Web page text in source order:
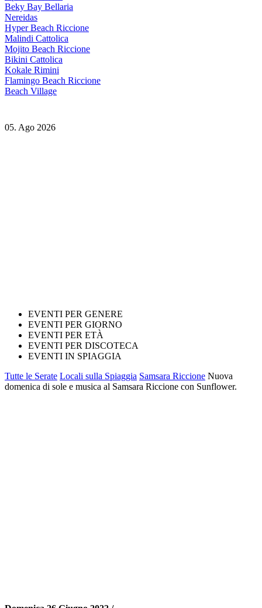
Beky Bay Bellaria
Nereidas
Hyper Beach Riccione
Malindi Cattolica
Mojito Beach Riccione
Bikini Cattolica
Kokale Rimini
Flamingo Beach Riccione
Beach Village
05. Ago 2026
EVENTI PER GENERE
EVENTI PER GIORNO
EVENTI PER ETÀ
EVENTI PER DISCOTECA
EVENTI IN SPIAGGIA
Tutte le Serate Locali sulla Spiaggia Samsara Riccione Nuova
domenica di sole e musica al Samsara Riccione con Sunflower.